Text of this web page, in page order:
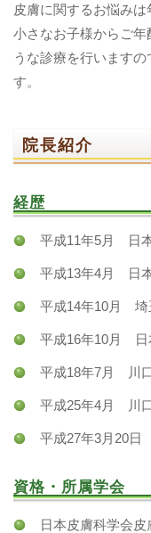
皮膚に関するお悩みは
小さなお子様からご
うな診療を行います
す。
院長紹介
経歴
平成11年5月 日
平成13年4月 日
平成14年10月 埼
平成16年10月 日
平成18年7月 川
平成25年4月 川
平成27年3月20
資格・所属学会
日本皮膚科学会皮